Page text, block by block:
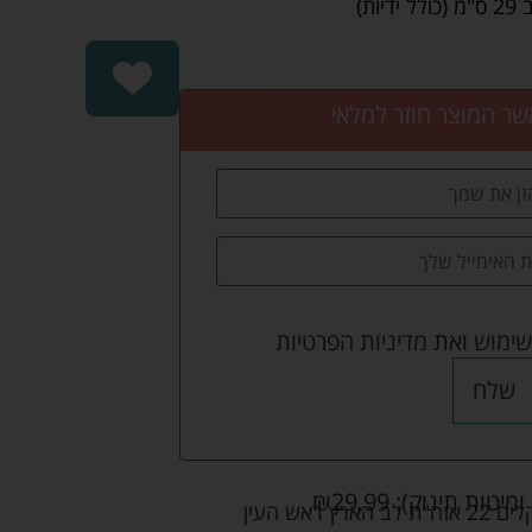
המוצר חוזר למלאי
ואת מדיניות הפרטיות
שלח
תינוק): ₪29.99 העין